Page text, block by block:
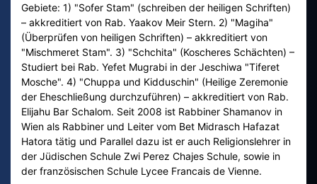
Gebiete: 1) "Sofer Stam" (schreiben der heiligen Schriften)
– akkreditiert von Rab. Yaakov Meir Stern. 2) "Magiha"
(Überprüfen von heiligen Schriften) – akkreditiert von
"Mischmeret Stam". 3) "Schchita" (Koscheres Schächten) –
Studiert bei Rab. Yefet Mugrabi in der Jeschiwa "Tiferet
Mosche". 4) "Chuppa und Kidduschin" (Heilige Zeremonie
der Eheschließung durchzuführen) – akkreditiert von Rab.
Elijahu Bar Schalom. Seit 2008 ist Rabbiner Shamanov in
Wien als Rabbiner und Leiter vom Bet Midrasch Hafazat
Hatora tätig und Parallel dazu ist er auch Religionslehrer in
der Jüdischen Schule Zwi Perez Chajes Schule, sowie in
der französischen Schule Lycee Francais de Vienne.